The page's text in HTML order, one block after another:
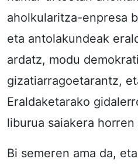
aholkularitza-enpresa
eta antolakundeak
ardatz, modu
gizatiarragoetarantz,
Eraldaketarako
liburua saiakera horren
Bi semeren ama da,